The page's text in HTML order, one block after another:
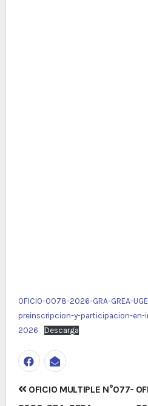
OFICIO-0078-2026-GRA-GREA-
preinscripcion-y-participacion-en-
2026
Descarga
Navegación
OFICIO MULTIPLE N°077-